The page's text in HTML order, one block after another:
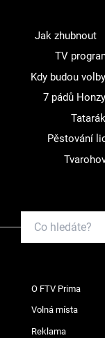
Jak zhubnout
TV
Kdy budou volby
7 pádů
Pěstování
O FTV Prima
Volná místa
Reklama